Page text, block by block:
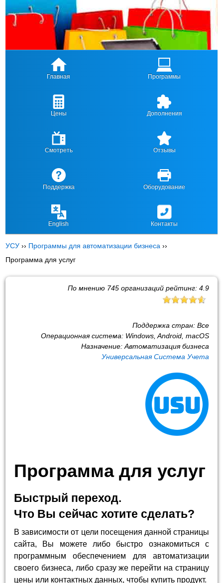
Главная Программы
Цены Дополнения
Смотреть Отзывы
Поддержка Оборудование
English Контакты
УСУ ›› Программы для автоматизации бизнеса ››
Программа для услуг
По мнению 745организаций рейтинг: 4.9
Поддержка стран: Все
Операционная система: Windows, Android, macOS
Назначение: Автоматизация бизнеса
Универсальная Система Учета
Программа для услуг
Быстрый переход.
Что Вы сейчас хотите сделать?
В зависимости от цели посещения данной страницы
сайта, Вы можете либо быстро ознакомиться с
программным обеспечением для автоматизации
своего бизнеса, либо сразу же перейти на страницу
цены или контактных данных, чтобы купить продукт.